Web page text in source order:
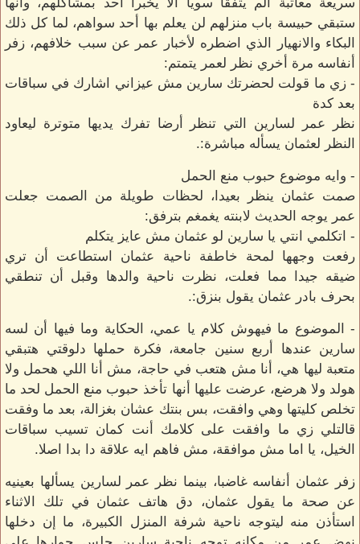
ستبقي حبيسة باب منزلهم لن يعلم بها أحد سواهم، لما كل ذلك
البكاء والانهيار الذي اضطره لأخبار عمر عن سبب خلافهم، زفر
أنفاسه مرة أخري نظر لعمر يتمتم:
- زي ما قولت لحضرتك سارين مش عيزاني اشارك في سباقات
بعد كدة
نظر عمر لسارين التي تنظر أرضا تفرك يديها متوترة ليعاود
النظر لعثمان يسأله مباشرة:.
- وايه موضوع حبوب منع الحمل
صمت عثمان ينظر بعيدا، لحظات طويلة من الصمت جعلت
عمر يوجه الحديث لابنته يغمغم بترفق:
- اتكلمي انتي يا سارين لو عثمان مش عايز يتكلم
رفعت وجهها لمحة خاطفة ناحية عثمان استطاعت أن تري
ضيقه جيدا مما فعلت، نظرت ناحية والدها وقبل أن تنطقي
بحرف بادر عثمان يقول بنزق:.
- الموضوع ما فيهوش كلام يا عمي، الحكاية وما فيها أن لسه
سارين عندها أربع سنين جامعة، فكرة حملها دلوقتي هتبقي
متعبة ليها هي، أنا مش هتعب في حاجة، مش أنا اللي هحمل ولا
هولد ولا هرضع، عرضت عليها أنها تأخذ حبوب منع الحمل لحد ما
تخلص كليتها وهي وافقت، بس بنتك عشان بغزالة، بعد ما وفقت
قالتلي زي ما وافقت على كلامك أنت كمان تسيب سباقات
الخيل، يا اما مش موافقة، مش فاهم ايه علاقة دا بدا اصلا.
زفر عثمان أنفاسه غاضبا، بينما نظر عمر لسارين يسألها بعينيه
عن صحة ما يقول عثمان، دق هاتف عثمان في تلك الاثناء
استأذن منه ليتوجه ناحية شرفة المنزل الكبيرة، ما إن دخلها